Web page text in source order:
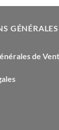
de